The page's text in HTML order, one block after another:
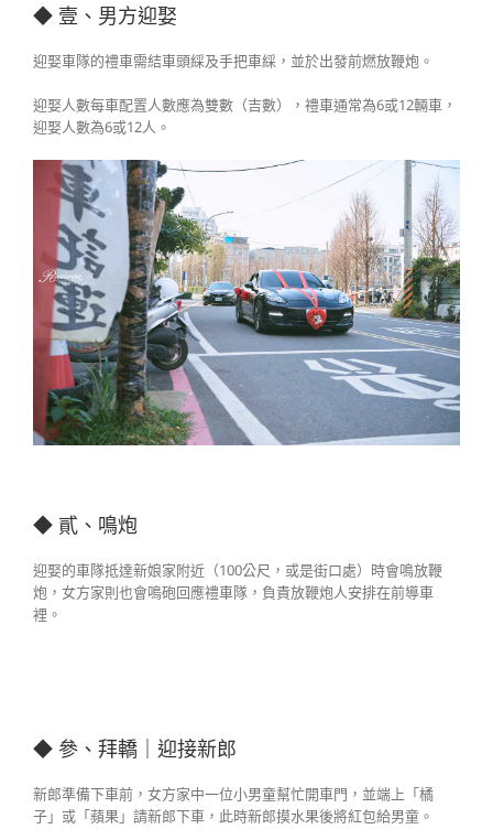
◆ 壹、男方迎娶
迎娶車隊的禮車需結車頭綵及手把車綵，並於出發前燃放鞭炮。
迎娶人數每車配置人數應為雙數（吉數），禮車通常為6或12輛車，
迎娶人數為6或12人。
◆ 貳、鳴炮
迎娶的車隊抵達新娘家附近（100公尺，或是街口處）時會鳴放鞭
炮，女方家則也會鳴砲回應禮車隊，負責放鞭炮人安排在前導車
裡。
◆ 參、拜轎｜迎接新郎
新郎準備下車前，女方家中一位小男童幫忙開車門，並端上「橘
子」或「蘋果」請新郎下車，此時新郎摸水果後將紅包給男童。